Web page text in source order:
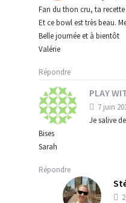
Fan du thon cru, ta
Et ce bowl est très beau.
Belle journée et à bientôt
Valérie
Répondre
PLAY
7 juin
Je salive
Bises
Sarah
Répondre